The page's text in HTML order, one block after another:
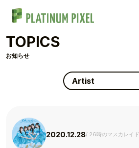
TOPICS
お知らせ
Artist
2020.12.28 26時のマスカレイド